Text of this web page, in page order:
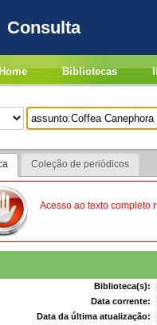
Consulta
Bibliotecas
Coleção de periódicos
Acesso ao texto completo
Biblioteca(s):
Data corrente:
Data da última atualização: